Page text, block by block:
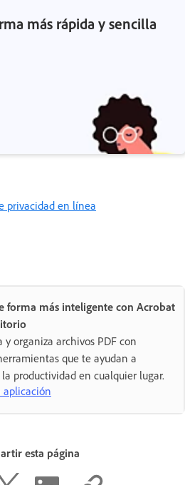
más rápida y sencilla
privacidad en línea
forma más inteligente con Acrobat
y organiza archivos PDF con
que te ayudan a
productividad en cualquier lugar.
aplicación
esta página